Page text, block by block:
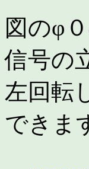
図のφ
信号の
左回転
できま